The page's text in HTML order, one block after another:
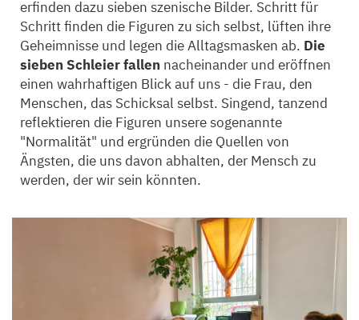
erfinden dazu sieben szenische Bilder. Schritt für
Schritt finden die Figuren zu sich selbst, lüften ihre
Geheimnisse und legen die Alltagsmasken ab. Die
sieben Schleier fallen nacheinander und eröffnen
einen wahrhaftigen Blick auf uns - die Frau, den
Menschen, das Schicksal selbst. Singend, tanzend
reflektieren die Figuren unsere sogenannte
"Normalität" und ergründen die Quellen von
Ängsten, die uns davon abhalten, der Mensch zu
werden, der wir sein könnten.